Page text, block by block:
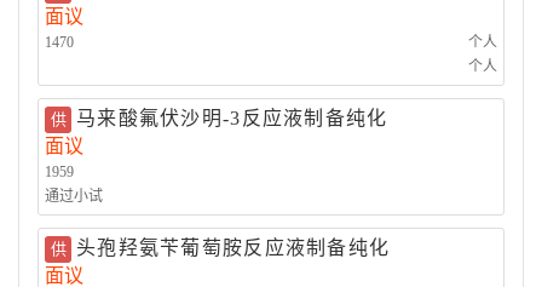
面议
1470
个人
个人
供
马来酸氟伏沙明-3反应液制备纯化
面议
1959
通过小试
供
头孢羟氨苄葡萄胺反应液制备纯化
面议